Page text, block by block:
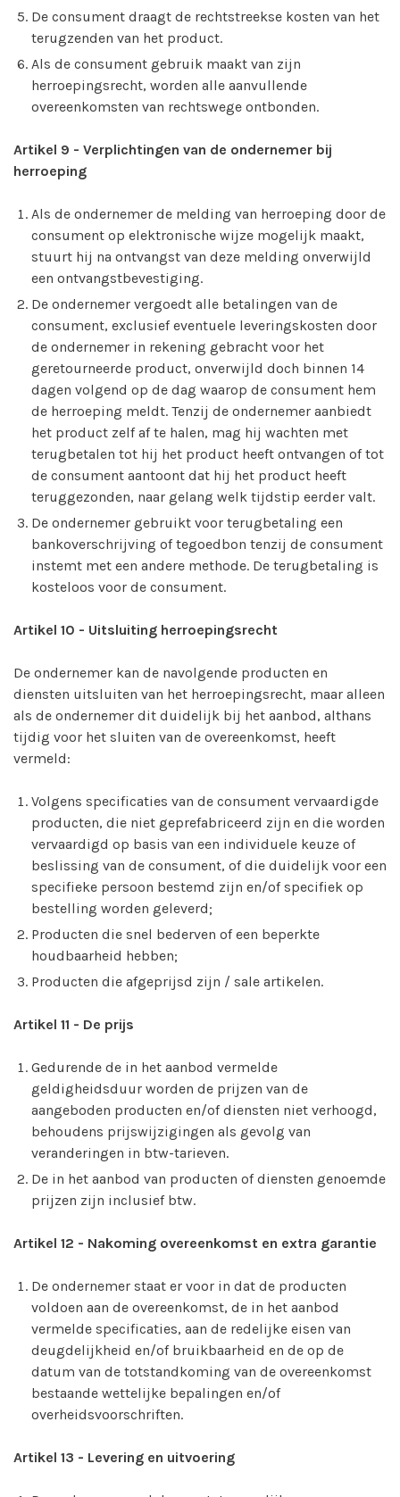
De consument draagt de rechtstreekse kosten van het
terugzenden van het product.
Als de consument gebruik maakt van zijn
herroepingsrecht, worden alle aanvullende
overeenkomsten van rechtswege ontbonden.
Artikel 9 - Verplichtingen van de ondernemer bij
herroeping
Als de ondernemer de melding van herroeping door de
consument op elektronische wijze mogelijk maakt,
stuurt hij na ontvangst van deze melding onverwijld
een ontvangstbevestiging.
De ondernemer vergoedt alle betalingen van de
consument, exclusief eventuele leveringskosten door
de ondernemer in rekening gebracht voor het
geretourneerde product, onverwijld doch binnen 14
dagen volgend op de dag waarop de consument hem
de herroeping meldt. Tenzij de ondernemer aanbiedt
het product zelf af te halen, mag hij wachten met
terugbetalen tot hij het product heeft ontvangen of tot
de consument aantoont dat hij het product heeft
teruggezonden, naar gelang welk tijdstip eerder valt.
De ondernemer gebruikt voor terugbetaling een
bankoverschrijving of tegoedbon tenzij de consument
instemt met een andere methode. De terugbetaling is
kosteloos voor de consument.
Artikel 10 - Uitsluiting herroepingsrecht
De ondernemer kan de navolgende producten en
diensten uitsluiten van het herroepingsrecht, maar alleen
als de ondernemer dit duidelijk bij het aanbod, althans
tijdig voor het sluiten van de overeenkomst, heeft
vermeld:
Volgens specificaties van de consument vervaardigde
producten, die niet geprefabriceerd zijn en die worden
vervaardigd op basis van een individuele keuze of
beslissing van de consument, of die duidelijk voor een
specifieke persoon bestemd zijn en/of specifiek op
bestelling worden geleverd;
Producten die snel bederven of een beperkte
houdbaarheid hebben;
Producten die afgeprijsd zijn / sale artikelen.
Artikel 11 - De prijs
Gedurende de in het aanbod vermelde
geldigheidsduur worden de prijzen van de
aangeboden producten en/of diensten niet verhoogd,
behoudens prijswijzigingen als gevolg van
veranderingen in btw-tarieven.
De in het aanbod van producten of diensten genoemde
prijzen zijn inclusief btw.
Artikel 12 - Nakoming overeenkomst en extra garantie
De ondernemer staat er voor in dat de producten
voldoen aan de overeenkomst, de in het aanbod
vermelde specificaties, aan de redelijke eisen van
deugdelijkheid en/of bruikbaarheid en de op de
datum van de totstandkoming van de overeenkomst
bestaande wettelijke bepalingen en/of
overheidsvoorschriften.
Artikel 13 - Levering en uitvoering